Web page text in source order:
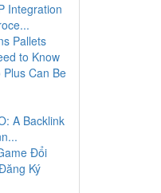
Integration
Pallets
to Know
Can Be
A Backlink
Đổi
Ký